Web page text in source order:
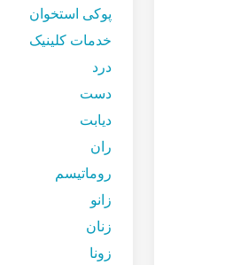
پوکی استخوان
خدمات کلینیک
درد
دست
دیابت
ران
روماتیسم
زانو
زنان
زونا